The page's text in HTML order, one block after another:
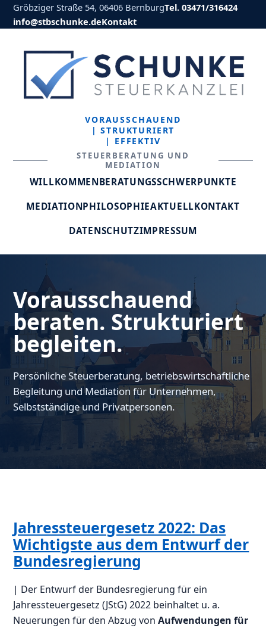
Gröbziger Straße 54, 06406 BernburgTel. 03471/316424
info@stbschunke.deKontakt
VORAUSSCHAUEND
| STRUKTURIERT
| EFFEKTIV
STEUERBERATUNG UND
MEDIATION
WILLKOMMENBERATUNGSSCHWERPUNKTE
MEDIATIONPHILOSOPHIEAKTUELLKONTAKT
DATENSCHUTZIMPRESSUM
Vorausschauend
beraten. Strukturiert
begleiten.
Persönliche Steuerberatung, betriebswirtschaftliche
Begleitung und Mediation für Unternehmen,
Selbstständige und Privatpersonen.
Jahressteuergesetz 2022: Das
Wichtigste aus dem Entwurf der
Bundesregierung
| Der Entwurf der Bundesregierung für ein
Jahressteuergesetz (JStG) 2022 beinhaltet u. a.
Neuerungen für den Abzug vonAufwendungen für